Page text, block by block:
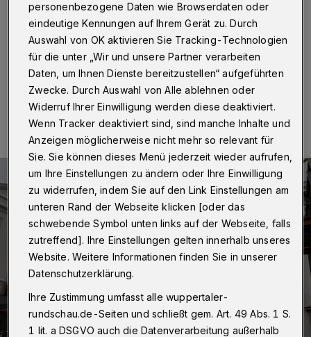
Wuppertal·Betr.: Schwebebahn in den alten Farben
10.01.2026 , 15:00 Uhr Eine Minute Lesezeit
personenbezogene Daten wie Browserdaten oder
eindeutige Kennungen auf Ihrem Gerät zu. Durch
Auswahl von OK aktivieren Sie Tracking-Technologien
für die unter „Wir und unsere Partner verarbeiten
Daten, um Ihnen Dienste bereitzustellen“ aufgeführten
Zwecke. Durch Auswahl von Alle ablehnen oder
Widerruf Ihrer Einwilligung werden diese deaktiviert.
Wenn Tracker deaktiviert sind, sind manche Inhalte und
Anzeigen möglicherweise nicht mehr so relevant für
Sie. Sie können dieses Menü jederzeit wieder aufrufen,
um Ihre Einstellungen zu ändern oder Ihre Einwilligung
zu widerrufen, indem Sie auf den Link Einstellungen am
unteren Rand der Webseite klicken [oder das
schwebende Symbol unten links auf der Webseite, falls
zutreffend]. Ihre Einstellungen gelten innerhalb unseres
Website. Weitere Informationen finden Sie in unserer
Datenschutzerklärung.
Ihre Zustimmung umfasst alle wuppertaler-
rundschau.de-Seiten und schließt gem. Art. 49 Abs. 1 S.
1 lit. a DSGVO auch die Datenverarbeitung außerhalb